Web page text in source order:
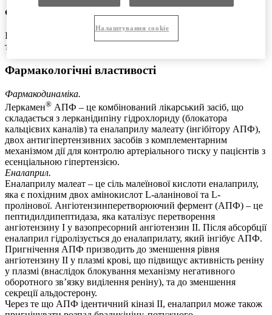
Фармакотерапевтична група
Iнгібітори АПФ та блокатори кальцієвих каналів: еналаприл
та лерканідипін. Код АТX С09В В02.
Фармакологічні властивості
Фармакодинаміка.
Леркамен® АПФ – це комбінований лікарський засіб, що
складається з лерканідипіну гідрохлориду (блокатора
кальцієвих каналів) та еналаприлу малеату (інгібітору АПФ),
двох антигіпертензивних засобів з комплементарним
механізмом дії для контролю артеріального тиску у пацієнтів з
есенціальною гіпертензією.
Еналаприл.
Еналаприлу малеат – це сіль малеїнової кислоти еналаприлу,
яка є похідним двох амінокислот L-аланінової та L-
пролінової. Ангіотензинперетворюючий фермент (АПФ) – це
пептидилдипептидаза, яка каталізує перетворення
ангіотензину І у вазопресорний ангіотензин ІІ. Після абсорбції
еналаприл гідролізується до еналаприлату, який інгібує АПФ.
Пригнічення АПФ призводить до зменшення рівня
ангіотензину ІІ у плазмі крові, що підвищує активність реніну
у плазмі (внаслідок блокування механізму негативного
оборотного зв’язку виділення реніну), та до зменшення
секреції альдостерону.
Через те що АПФ ідентичний кіназі ІІ, еналаприл може також
Налаштування cookie